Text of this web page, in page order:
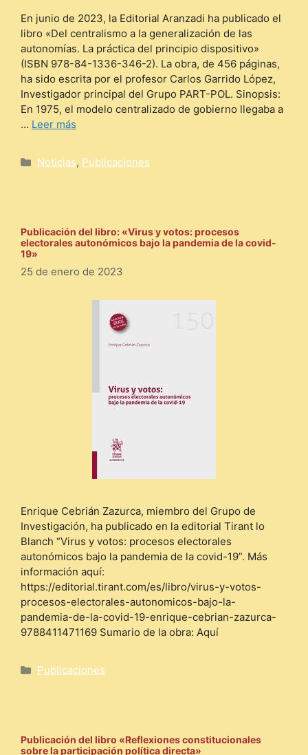
En junio de 2023, la Editorial Aranzadi ha publicado el
libro «Del centralismo a la generalización de las
autonomías. La práctica del principio dispositivo»
(ISBN 978-84-1336-346-2). La obra, de 456 páginas,
ha sido escrita por el profesor Carlos Garrido López,
Investigador principal del Grupo PART-POL. Sinopsis:
En 1975, el modelo centralizado de gobierno llegaba a
… Leer más
Categorías
Noticias, Publicaciones
Publicación del libro: «Virus y votos: procesos
electorales autonómicos bajo la pandemia de la covid-
19»
25 de enero de 2023
Enrique Cebrián Zazurca, miembro del Grupo de
Investigación, ha publicado en la editorial Tirant lo
Blanch “Virus y votos: procesos electorales
autonómicos bajo la pandemia de la covid-19”. Más
información aquí:
https://editorial.tirant.com/es/libro/virus-y-votos-
procesos-electorales-autonomicos-bajo-la-
pandemia-de-la-covid-19-enrique-cebrian-zazurca-
9788411471169 Sumario de la obra: Aquí
Categorías
Publicaciones
Publicación del libro «Reflexiones constitucionales
sobre la participación política directa»